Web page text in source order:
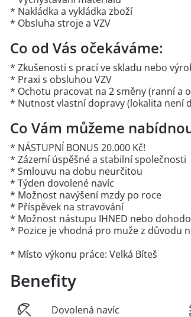
* Nakládka a vykládka zboží
* Obsluha stroje a VZV
Co od Vás očekáváme:
* Zkušenosti s prací ve skladu nebo
* Praxi s obsluhou VZV
* Ochotu pracovat na 2 směny (ranní a
* Nutnost vlastní dopravy (lokalita není
Co Vám můžeme
* NÁSTUPNÍ BONUS 20.000 Kč!
* Zázemí úspěšné a stabilní společnosti
* Smlouvu na dobu neurčitou
* Týden dovolené navíc
* Možnost navýšení mzdy po roce
* Příspěvek na stravování
* Možnost nástupu IHNED nebo
* Pozice je vhodná pro muže z důvodu
* Místo výkonu práce: Velká Bíteš
Benefity
Dovolená navíc